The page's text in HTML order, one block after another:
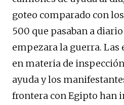
goteo comparado con
500 que pasaban a
empezara la guerra. Las
en materia de
ayuda y los
frontera con Egipto han